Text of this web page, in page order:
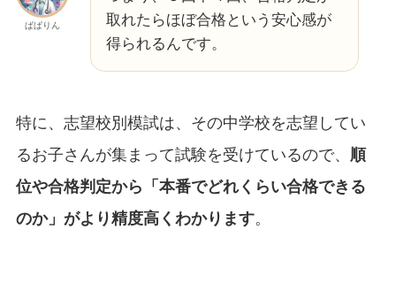
ぱぱりん
取れたらほぼ合格という安心感が
得られるんです。
特に、志望校別模試は、その中学校を志望してい
るお子さんが集まって試験を受けているので、 順
位や合格判定から「本番でどれくらい合格できる
のか」がより精度高くわかります。